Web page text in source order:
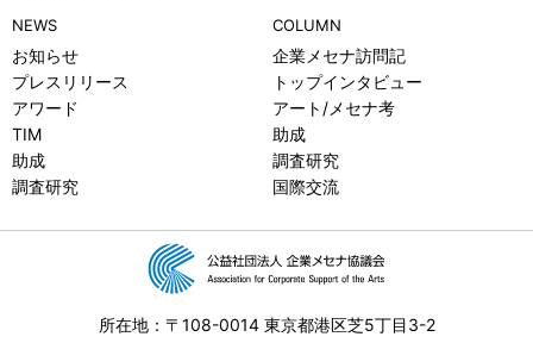
NEWS
お知らせ
プレスリリース
アワード
TIM
助成
調査研究
COLUMN
企業メセナ訪問記
トップインタビュー
アート/メセナ考
助成
調査研究
国際交流
所在地：〒108-0014 東京都港区芝5丁目3-2